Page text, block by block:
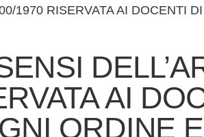
1970 RISERVATA AI DOCENTI
AI
ORDINE